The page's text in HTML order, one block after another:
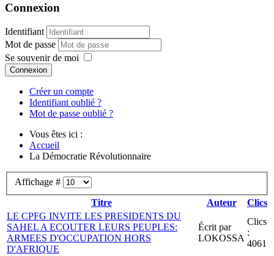
Connexion
Identifiant
Mot de passe
Se souvenir de moi
Connexion
Créer un compte
Identifiant oublié ?
Mot de passe oublié ?
Vous êtes ici :
Accueil
La Démocratie Révolutionnaire
Affichage #
Titre
Auteur
Clics
LE CPFG INVITE LES PRESIDENTS DU
SAHEL A ECOUTER LEURS PEUPLES:
ARMEES D'OCCUPATION HORS
D'AFRIQUE
Écrit par
LOKOSSA
Clics
:
4061